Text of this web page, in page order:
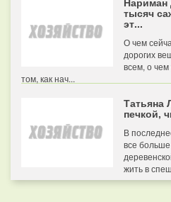
тысяч
эт...
О чем
дорогих
всем, о чем
том, как нач...
Татьяна
печкой,
В
все
жить в